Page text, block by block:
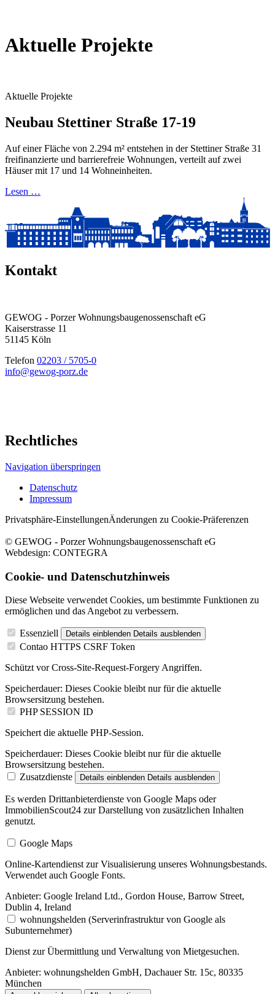
Aktuelle Projekte
Aktuelle Projekte
Neubau Stettiner Straße 17-19
Auf einer Fläche von 2.294 m² entstehen in der Stettiner Straße 31
freifinanzierte und barrierefreie Wohnungen, verteilt auf zwei
Häuser mit 17 und 14 Wohneinheiten.
Lesen …
Kontakt
GEWOG - Porzer Wohnungsbau­genossenschaft eG
Kaiserstrasse 11
51145 Köln
Telefon 02203 / 5705-0
info@gewog-porz.de
Rechtliches
Navigation überspringen
Datenschutz
Impressum
Privatsphäre-EinstellungenÄnderungen zu Cookie-Präferenzen
© GEWOG - Porzer Wohnungsbaugenossenschaft eG
Webdesign: CONTEGRA
Cookie- und Datenschutzhinweis
Diese Webseite verwendet Cookies, um bestimmte Funktionen zu
ermöglichen und das Angebot zu verbessern.
Essenziell Details einblenden Details ausblenden
Contao HTTPS CSRF Token
Schützt vor Cross-Site-Request-Forgery Angriffen.
Speicherdauer: Dieses Cookie bleibt nur für die aktuelle
Browsersitzung bestehen.
PHP SESSION ID
Speichert die aktuelle PHP-Session.
Speicherdauer: Dieses Cookie bleibt nur für die aktuelle
Browsersitzung bestehen.
Zusatzdienste
Details einblenden Details ausblenden
Es werden Drittanbieterdienste von Google Maps oder
ImmobilienScout24 zur Darstellung von zusätzlichen Inhalten
genutzt.
Google Maps
Online-Kartendienst zur Visualisierung unseres Wohnungsbestands.
Verwendet auch Google Fonts.
Anbieter: Google Ireland Ltd., Gordon House, Barrow Street,
Dublin 4, Ireland
wohnungshelden (Serverinfrastruktur von Google als
Subunternehmer)
Dienst zur Übermittlung und Verwaltung von Mietgesuchen.
Anbieter: wohnungshelden GmbH, Dachauer Str. 15c, 80335
München